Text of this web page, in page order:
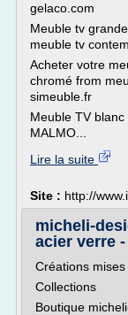
gelaco.com
Meuble tv
meuble tv
Acheter votre
chromé from
simeuble.fr
Meuble TV
MALMO...
Lire la suite
Site : http://
micheli-
acier verre
Créations
Collections
Boutique